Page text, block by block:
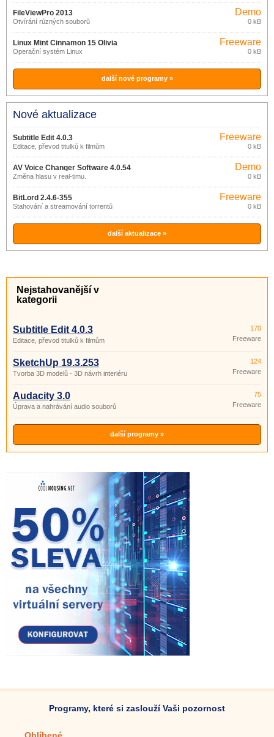
FileViewPro 2013
Otvírání různých souborů
Demo
0 kB
Linux Mint Cinnamon 15 Olivia
Operační systém Linux
Freeware
0 kB
další nové programy »
Nové aktualizace
Subtitle Edit 4.0.3
Editace, převod titulků k filmům
Freeware
0 kB
AV Voice Changer Software 4.0.54
Změna hlasu v real-timu.
Demo
0 kB
BitLord 2.4.6-355
Stahování a streamování torrentů
Freeware
0 kB
další aktualizace »
Nejstahovanější v
kategorii
Subtitle Edit 4.0.3
Editace, převod titulků k filmům
170
Freeware
SketchUp 19.3.253
Tvorba 3D modelů - 3D návrh interiéru
124
Freeware
Audacity 3.0
Úprava a nahrávání audio souborů
75
Freeware
další programy »
Programy, které si zaslouží Vaši pozornost